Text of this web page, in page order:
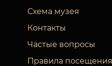
Схема музея
Контакты
Частые вопросы
Правила посещения